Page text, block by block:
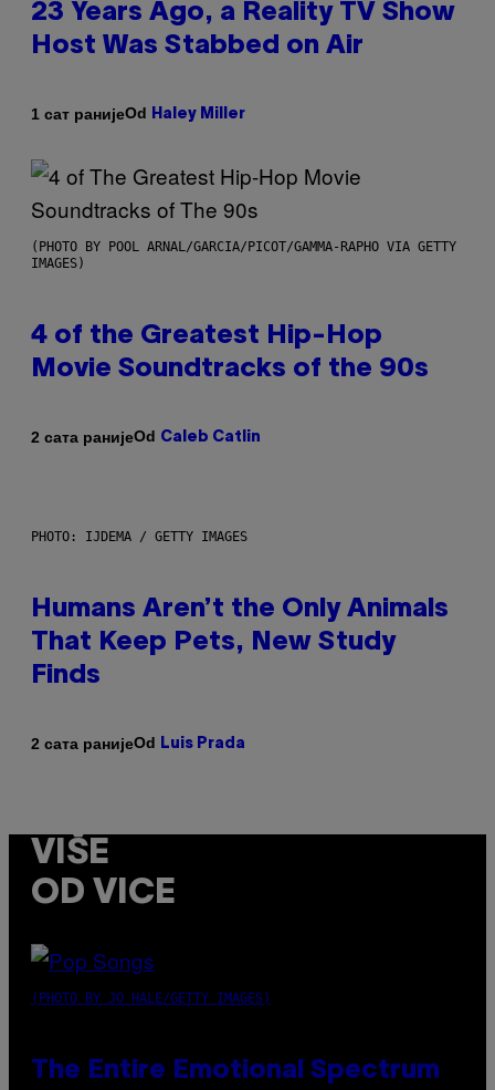
23 Years Ago, a Reality TV Show
Host Was Stabbed on Air
1 сат ранијеOd Haley Miller
(PHOTO BY POOL ARNAL/GARCIA/PICOT/GAMMA-RAPHO VIA GETTY
IMAGES)
4 of the Greatest Hip-Hop
Movie Soundtracks of the 90s
2 сата ранијеOd Caleb Catlin
PHOTO: IJDEMA / GETTY IMAGES
Humans Aren’t the Only Animals
That Keep Pets, New Study
Finds
2 сата ранијеOd Luis Prada
VIŠE
OD VICE
(PHOTO BY JO HALE/GETTY IMAGES)
The Entire Emotional Spectrum